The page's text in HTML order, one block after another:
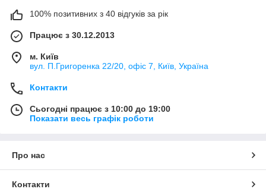
100% позитивних з 40 відгуків за рік
Працює з 30.12.2013
м. Київ
вул. П.Григоренка 22/20, офіс 7, Київ, Україна
Контакти
Сьогодні працює з 10:00 до 19:00
Показати весь графік роботи
Про нас
Контакти